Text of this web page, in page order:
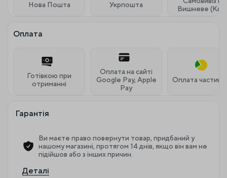
Нова Пошта Укрпошта
Вишневе
Оплата
Готівкою при
отриманні
Оплата на сайті
Google Pay, Apple
Pay
Оплата
Гарантія
Ви маєте право повернути товар, придбаний у
нашому магазині, протягом 14 днів, якщо він вам не
підійшов або з інших причин.
Деталі